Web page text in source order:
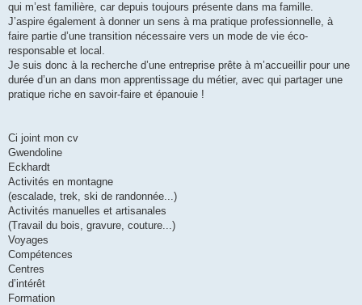
qui m’est familière, car depuis toujours présente dans ma famille.
J’aspire également à donner un sens à ma pratique professionnelle, à
faire partie d’une transition nécessaire vers un mode de vie éco-
responsable et local.
Je suis donc à la recherche d’une entreprise prête à m’accueillir pour une
durée d’un an dans mon apprentissage du métier, avec qui partager une
pratique riche en savoir-faire et épanouie !
Ci joint mon cv
Gwendoline
Eckhardt
Activités en montagne
(escalade, trek, ski de randonnée...)
Activités manuelles et artisanales
(Travail du bois, gravure, couture...)
Voyages
Compétences
Centres
d’intérêt
Formation